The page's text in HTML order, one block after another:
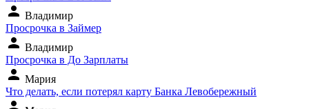
person Владимир
Просрочка в Займер
person Владимир
Просрочка в До Зарплаты
person Мария
Что делать, если потерял карту Банка Левобережный